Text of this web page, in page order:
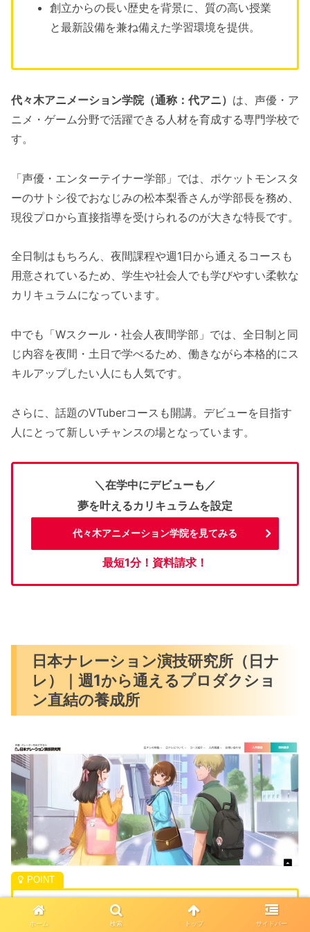
創立からの長い歴史を背景に、質の高い授業
と最新設備を兼ね備えた学習環境を提供。
代々木アニメーション学院（通称：代アニ） は、声優・ア
ニメ・ゲーム分野で活躍できる人材を育成する専門学校で
す。
「声優・エンターテイナー学部」では、ポケットモンスタ
ーのサトシ役でおなじみの松本梨香さんが学部長を務め、
現役プロから直接指導を受けられるのが大きな特長です。
全日制はもちろん、夜間課程や週1日から通えるコースも
用意されているため、学生や社会人でも学びやすい柔軟な
カリキュラムになっています。
中でも「Wスクール・社会人夜間学部」では、全日制と同
じ内容を夜間・土日で学べるため、働きながら本格的にス
キルアップしたい人にも人気です。
さらに、話題のVTuberコースも開講。デビューを目指す
人にとって新しいチャンスの場となっています。
＼在学中にデビューも／
夢を叶えるカリキュラムを設定
代々木アニメーション学院を見てみる
最短1分！資料請求！
日本ナレーション演技研究所（日ナ
レ）｜週1から通えるプロダクショ
ン直結の養成所
週1からレッスン可能！学業や仕事と両立しや
ホーム 検索 トップ サイドバー